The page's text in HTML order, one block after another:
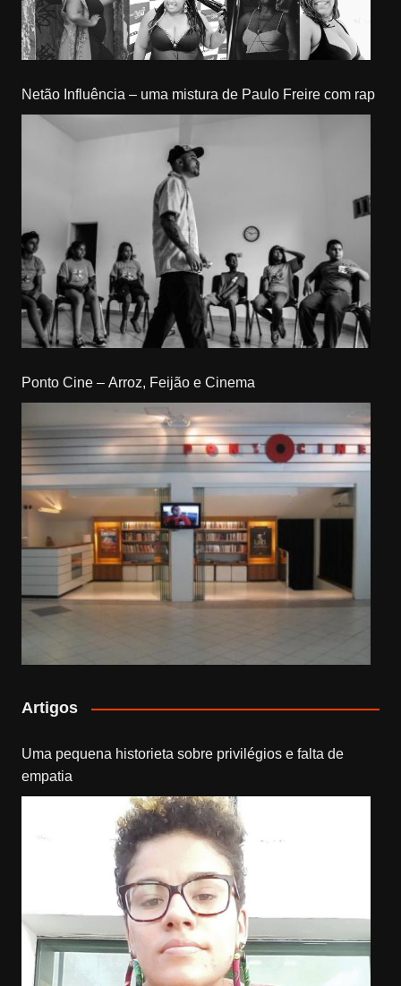
Netão Influência – uma mistura de Paulo Freire com rap
Ponto Cine – Arroz, Feijão e Cinema
Artigos
Uma pequena historieta sobre privilégios e falta de
empatia